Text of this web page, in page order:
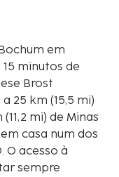
em
minutos de
Brost
mi) de Minas
casa num dos
O acesso à
sempre